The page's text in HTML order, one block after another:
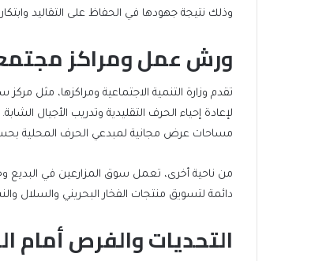
وذلك نتيجة جهودها في الحفاظ على التقاليد
ورش عمل ومراكز
تقدم وزارة التنمية الاجتماعية ومراكزها، مثل
لإعادة إحياء الحرف التقليدية وتدريب الأجيال
مساحات عرض مجانية لمبدعي الحرف المحلية
من ناحية أخرى، تعمل سوق المزارعين في
دائمة لتسويق منتجات الفخار البحريني والسلال
التحديات والفرص أمام